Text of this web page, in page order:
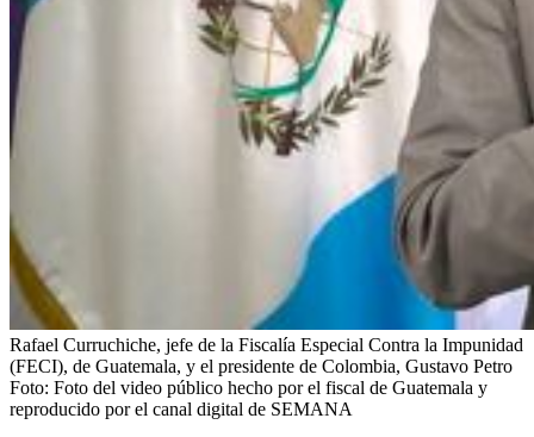
Rafael Curruchiche, jefe de la Fiscalía Especial Contra la Impunidad
(FECI), de Guatemala, y el presidente de Colombia, Gustavo Petro
Foto: Foto del video público hecho por el fiscal de Guatemala y
reproducido por el canal digital de SEMANA